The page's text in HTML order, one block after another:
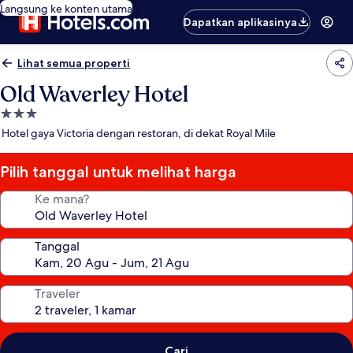
Langsung ke konten utama
Dapatkan aplikasinya
Lihat semua properti
Old Waverley Hotel
Properti
bintang
Hotel gaya Victoria dengan restoran, di dekat Royal Mile
Pilih tanggal untuk melihat harga
Ke mana?
Tanggal
Traveler